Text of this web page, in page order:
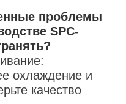
проблемы
SPC-
охлаждение и
качество